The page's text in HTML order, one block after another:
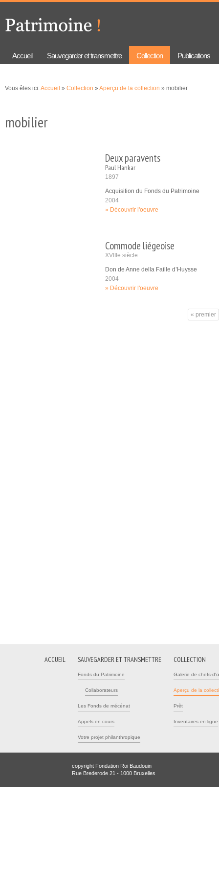
principal
Accueil Sauvegarder et transmettre Collection Publications
Vous êtes ici:Accueil » Collection » Aperçu de la collection » mobilier
mobilier
Deux paravents
Paul Hankar
1897
Acquisition du Fonds du Patrimoine
2004
Découvrir l'oeuvre
Commode liégeoise
XVIIIe siècle
Don de Anne della Faille d’Huysse
2004
Découvrir l'oeuvre
« premier
ACCUEIL SAUVEGARDER ET TRANSMETTRE
Fonds du Patrimoine
Collaborateurs
Les Fonds de mécénat
Appels en cours
Votre projet philanthropique
COLLECTION
Galerie de chefs-
Aperçu de la
Prêt
Inventaires en ligne
copyright Fondation Roi Baudouin
Rue Brederode 21 - 1000 Bruxelles